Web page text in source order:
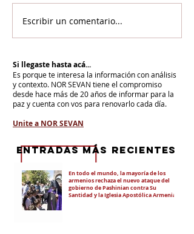
Escribir un comentario...
Si llegaste hasta acá...
Es porque te interesa la información con análisis
y contexto. NOR SEVAN tiene el compromiso
desde hace más de 20 años de informar para la
paz y cuenta con vos para renovarlo cada día.
Unite a NOR SEVAN
En todo el mundo, la mayoría de los
armenios rechaza el nuevo ataque del
gobierno de Pashinian contra Su
Santidad y la Iglesia Apostólica Armenia
eNTRADAS MÁS RECIENTES